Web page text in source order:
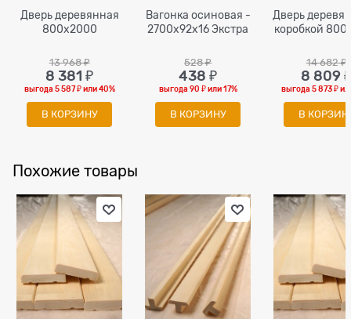
Дверь деревянная
800х2000
13 968 ₽
8 381 ₽
выгода 5 587 ₽или40%
В КОРЗИНУ
Вагонка осиновая -
2700x92x16 Экстра
528 ₽
438 ₽
выгода 90 ₽или17%
В КОРЗИНУ
Дверь
коробкой
14 682 ₽
8 809
выгода 5 873 ₽
В
Похожие товары